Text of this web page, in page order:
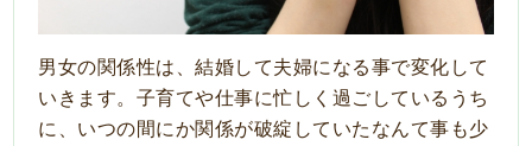
男女の関係性は、結婚して夫婦になる事で変化して
いきます。子育てや仕事に忙しく過ごしているうち
に、いつの間にか関係が破綻していたなんて事も少